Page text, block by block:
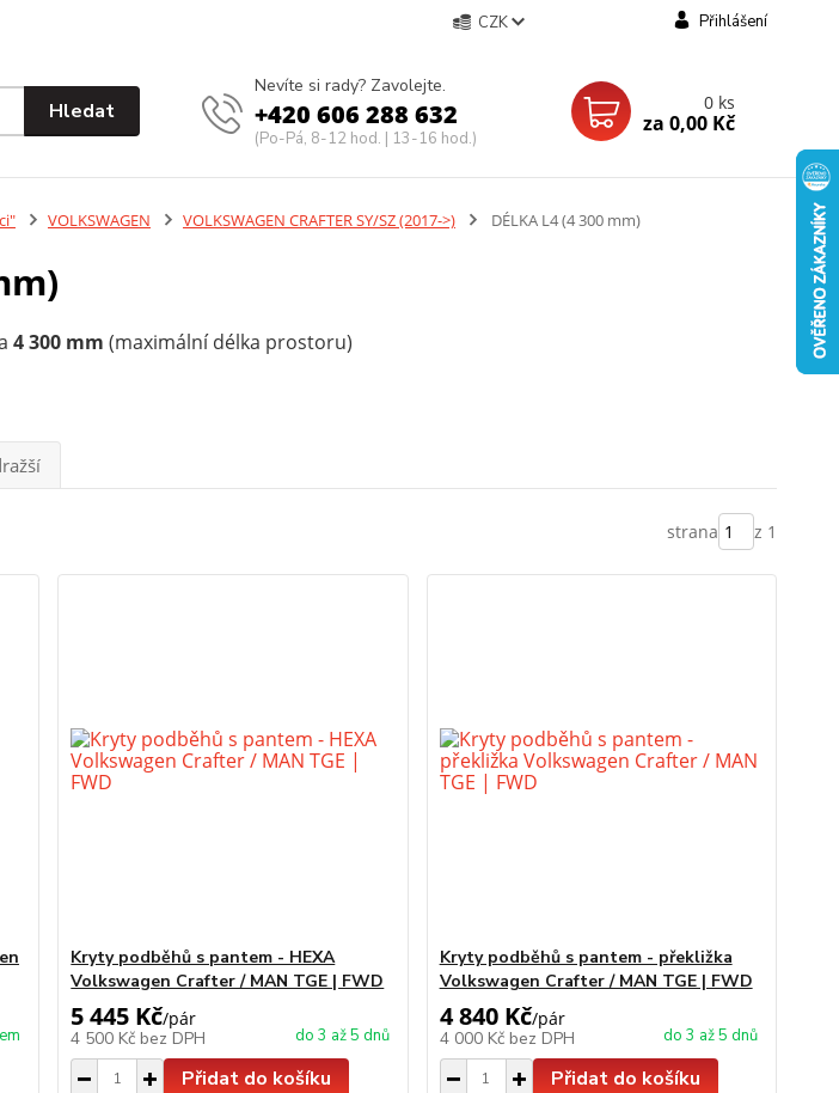
CZK Přihlášení
Hledat
Nevíte si rady? Zavolejte.
+420 606 288 632
(Po-Pá, 8-12 hod. | 13-16 hod.)
0 ks
za 0,00 Kč
VOLKSWAGEN VOLKSWAGEN CRAFTER SY/SZ (2017->) DÉLKA L4 (4 300 mm)
4 300 mm (maximální délka prostoru)
strana z 1
Kryty podběhů s pantem - HEXA
Volkswagen Crafter / MAN TGE | FWD
5 445 Kč/pár
4 500 Kč bez DPH do 3 až 5 dnů
Přidat do košíku
Kryty podběhů s pantem - překližka
Volkswagen Crafter / MAN TGE | FWD
4 840 Kč/pár
4 000 Kč bez DPH do 3 až 5 dnů
Přidat do košíku